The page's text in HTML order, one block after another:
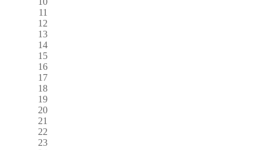
11
12
13
14
15
16
17
18
19
20
21
22
23